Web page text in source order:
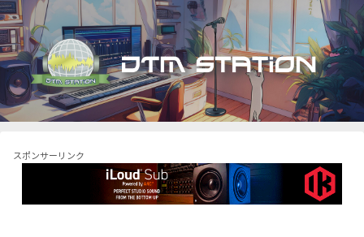
スポンサーリンク